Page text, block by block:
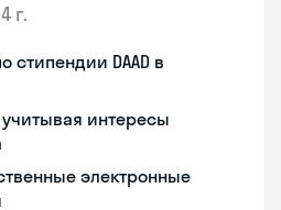
г.
стипендии DAAD в
учитывая интересы
электронные